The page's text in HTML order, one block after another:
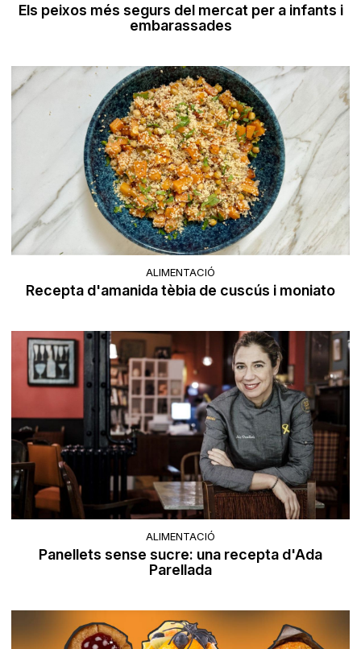
Els peixos més segurs del mercat per a infants i
embarassades
ALIMENTACIÓ
Recepta d'amanida tèbia de cuscús i moniato
ALIMENTACIÓ
Panellets sense sucre: una recepta d'Ada
Parellada